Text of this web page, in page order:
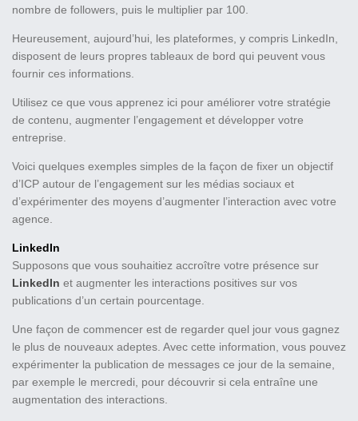
nombre de followers, puis le multiplier par 100.
Heureusement, aujourd’hui, les plateformes, y compris LinkedIn,
disposent de leurs propres tableaux de bord qui peuvent vous
fournir ces informations.
Utilisez ce que vous apprenez ici pour améliorer votre stratégie
de contenu, augmenter l’engagement et développer votre
entreprise.
Voici quelques exemples simples de la façon de fixer un objectif
d’ICP autour de l’engagement sur les médias sociaux et
d’expérimenter des moyens d’augmenter l’interaction avec votre
agence.
LinkedIn
Supposons que vous souhaitiez accroître votre présence sur
LinkedIn et augmenter les interactions positives sur vos
publications d’un certain pourcentage.
Une façon de commencer est de regarder quel jour vous gagnez
le plus de nouveaux adeptes. Avec cette information, vous pouvez
expérimenter la publication de messages ce jour de la semaine,
par exemple le mercredi, pour découvrir si cela entraîne une
augmentation des interactions.